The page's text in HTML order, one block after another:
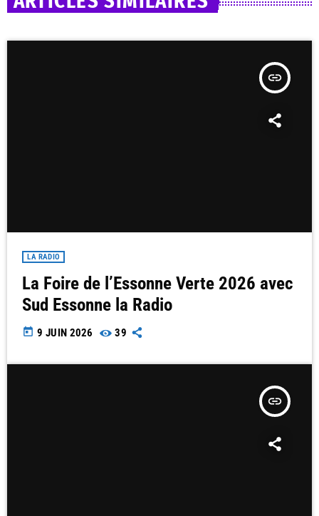
insert_link
LA RADIO
La Foire de l’Essonne Verte 2026 avec
Sud Essonne la Radio
today 9 JUIN 2026 39
insert_link